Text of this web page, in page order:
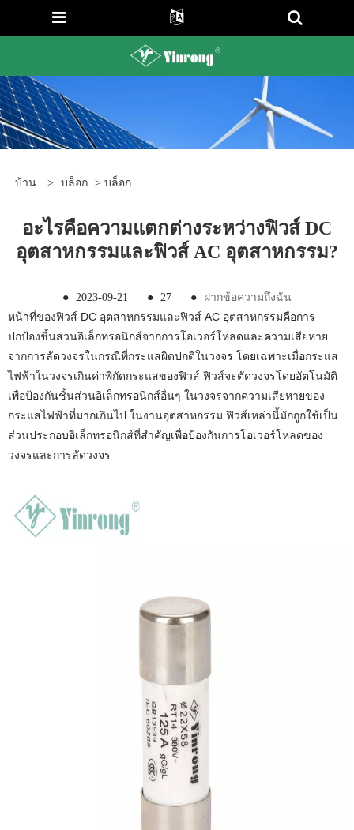
บ้าน > บล็อก > บล็อก
อะไรคือความแตกต่างระหว่างฟิวส์ DC
อุตสาหกรรมและฟิวส์ AC อุตสาหกรรม?
● 2023-09-21 ● 27 ● ฝากข้อความถึงฉัน
หน้าที่ของฟิวส์ DC อุตสาหกรรมและฟิวส์ AC อุตสาหกรรมคือการ
ปกป้องชิ้นส่วนอิเล็กทรอนิกส์จากการโอเวอร์โหลดและความเสียหาย
จากการลัดวงจรในกรณีที่กระแสผิดปกติในวงจร โดยเฉพาะเมื่อกระแส
ไฟฟ้าในวงจรเกินค่าพิกัดกระแสของฟิวส์ ฟิวส์จะตัดวงจรโดยอัตโนมัติ
เพื่อป้องกันชิ้นส่วนอิเล็กทรอนิกส์อื่นๆ ในวงจรจากความเสียหายของ
กระแสไฟฟ้าที่มากเกินไป ในงานอุตสาหกรรม ฟิวส์เหล่านี้มักถูกใช้เป็น
ส่วนประกอบอิเล็กทรอนิกส์ที่สำคัญเพื่อป้องกันการโอเวอร์โหลดของ
วงจรและการลัดวงจร